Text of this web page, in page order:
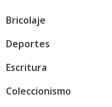
Bricolaje
Deportes
Escritura
Coleccionismo